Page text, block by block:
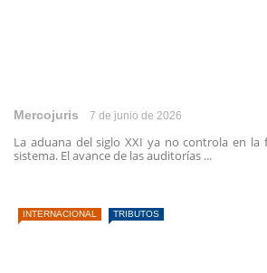
Mercojuris 7 de junio de 2026
La aduana del siglo XXI ya no controla en
sistema. El avance de las auditorías ...
INTERNACIONAL TRIBUTOS